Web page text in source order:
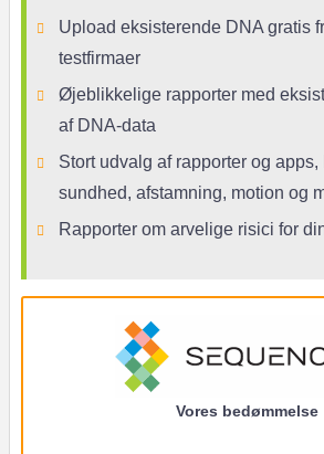
Upload eksisterende DNA gratis
testfirmaer
Øjeblikkelige rapporter med
af DNA-data
Stort udvalg af rapporter og apps,
sundhed, afstamning, motion og
Rapporter om arvelige risici for
Vores bedømmelse